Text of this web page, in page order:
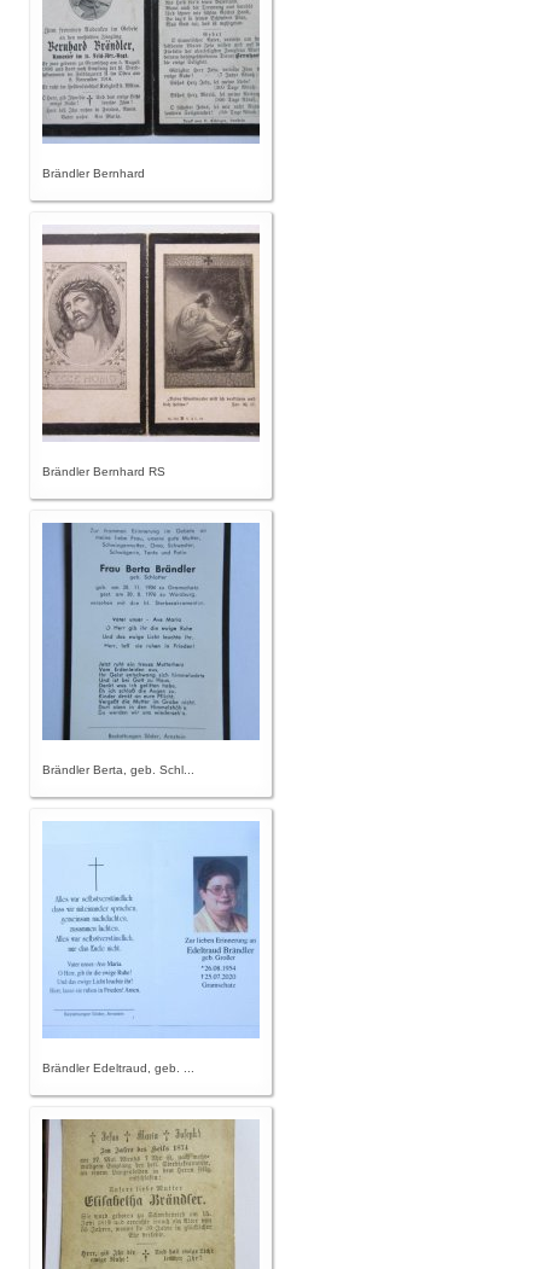
Brändler Bernhard
Brändler Bernhard RS
Brändler Berta, geb. Schl...
Brändler Edeltraud, geb. ...